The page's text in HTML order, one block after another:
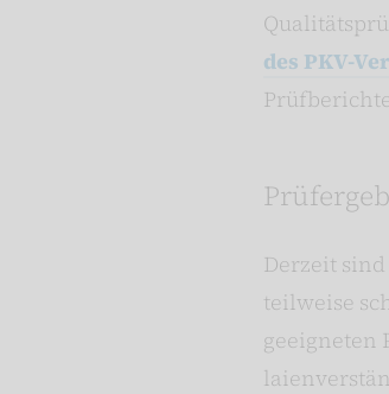
des PKV-
Derzeit
teilweise
geeigneten